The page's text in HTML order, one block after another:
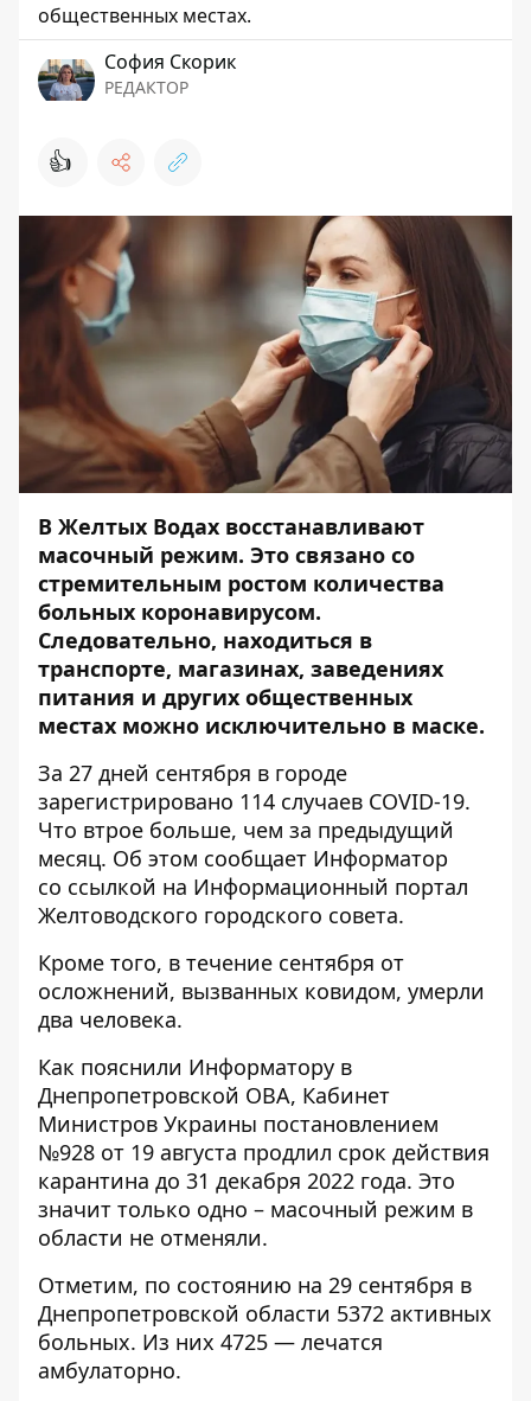
общественных местах.
София Скорик
РЕДАКТОР
👍
В Желтых Водах восстанавливают
масочный режим. Это связано со
стремительным ростом количества
больных коронавирусом.
Следовательно, находиться в
транспорте, магазинах, заведениях
питания и других общественных
местах можно исключительно в маске.
За 27 дней сентября в городе
зарегистрировано 114 случаев COVID-19.
Что втрое больше, чем за предыдущий
месяц. Об этом сообщает Информатор
со ссылкой на Информационный портал
Желтоводского городского совета.
Кроме того, в течение сентября от
осложнений, вызванных ковидом, умерли
два человека.
Как пояснили Информатору в
Днепропетровской ОВА, Кабинет
Министров Украины постановлением
№928 от 19 августа продлил срок действия
карантина до 31 декабря 2022 года. Это
значит только одно – масочный режим в
области не отменяли.
Отметим, по состоянию на 29 сентября в
Днепропетровской области 5372 активных
больных. Из них 4725 — лечатся
амбулаторно.